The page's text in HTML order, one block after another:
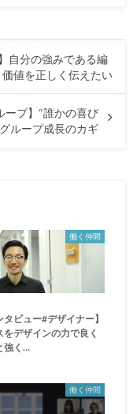
自分の強みである編
値を正しく伝えたい
ープ】“誰かの喜び
ループ成長のカギ
働く仲間
タビュー#デザイナー】
をデザインの力で良く
強く…
働く仲間